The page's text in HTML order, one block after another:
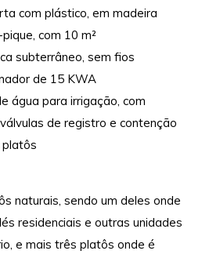
com plástico, em madeira
com 10 m²
subterrâneo, sem fios
de 15 KWA
água para irrigação, com
de registro e contenção
platôs
naturais, sendo um deles onde
residenciais e outras unidades
e mais três platôs onde é